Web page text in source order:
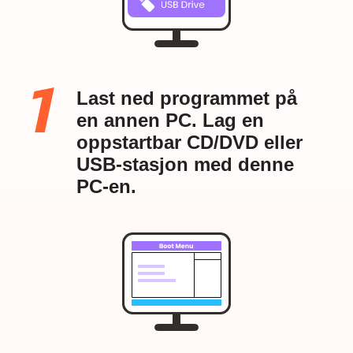
Last ned programmet på
en annen PC. Lag en
oppstartbar CD/DVD eller
USB-stasjon med denne
PC-en.